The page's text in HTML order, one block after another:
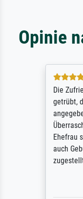
Opinie
Die
getrübt,
Ehefrau
auch
zugestellt